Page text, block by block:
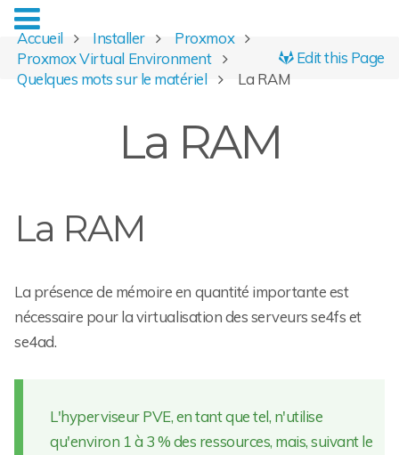
Edit this Page
Accueil Installer
Proxmox
Proxmox Virtual Environment
Quelques mots sur le matériel
La RAM
La RAM
La RAM
La présence de mémoire en quantité importante est
nécessaire pour la virtualisation des serveurs se4fs et
se4ad.
L'hyperviseur PVE, en tant que tel, n'utilise
qu'environ 1 à 3 % des ressources, mais, suivant le